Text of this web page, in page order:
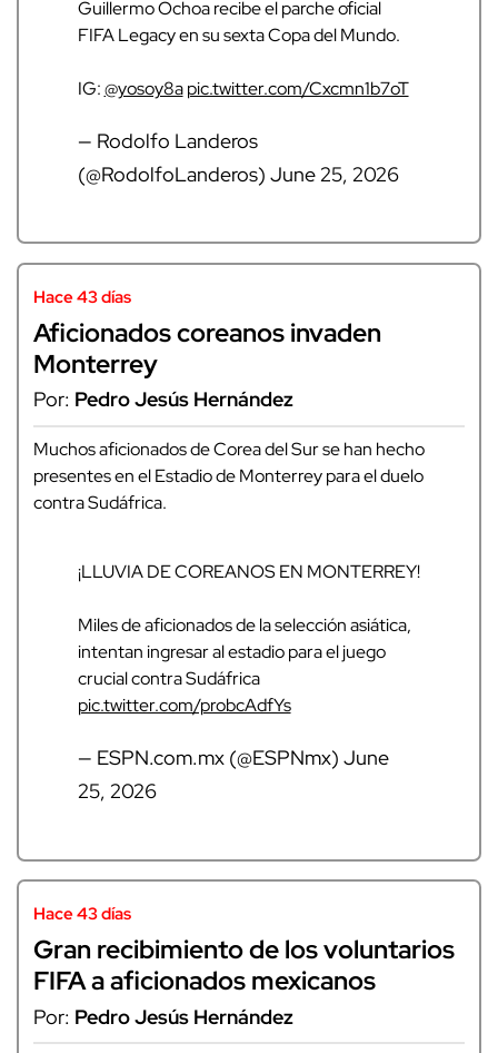
Guillermo Ochoa recibe el parche oficial
FIFA Legacy en su sexta Copa del Mundo.
IG:@yosoy8a pic.twitter.com/Cxcmn1b7oT
— Rodolfo Landeros
(@RodolfoLanderos) June 25, 2026
Hace 43 días
Aficionados coreanos invaden
Monterrey
Por: Pedro Jesús Hernández
Muchos aficionados de Corea del Sur se han hecho
presentes en el Estadio de Monterrey para el duelo
contra Sudáfrica.
¡LLUVIA DE COREANOS EN MONTERREY!
Miles de aficionados de la selección asiática,
intentan ingresar al estadio para el juego
crucial contra Sudáfrica
pic.twitter.com/probcAdfYs
— ESPN.com.mx (@ESPNmx) June
25, 2026
Hace 43 días
Gran recibimiento de los voluntarios
FIFA a aficionados mexicanos
Por: Pedro Jesús Hernández